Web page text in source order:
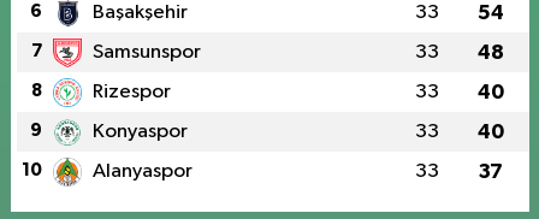
6 Başakşehir 33 54
7 Samsunspor 33 48
8 Rizespor 33 40
9 Konyaspor 33 40
10 Alanyaspor 33 37